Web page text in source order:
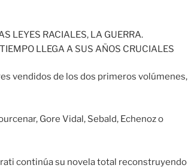
LEYES RACIALES, LA GUERRA.
LLEGA A SUS AÑOS CRUCIALES
vendidos de los dos primeros volúmenes,
Gore Vidal, Sebald, Echenoz o
continúa su novela total reconstruyendo